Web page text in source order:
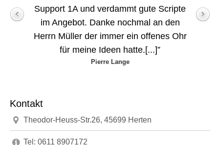
Support 1A und verdammt gute Scripte
im Angebot. Danke nochmal an den
Herrn Müller der immer ein offenes Ohr
für meine Ideen hatte.[...]”
Pierre Lange
Kontakt
Theodor-Heuss-Str.26, 45699 Herten
Tel: 0611 8907172